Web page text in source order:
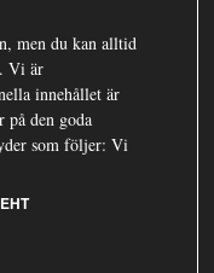
men du kan alltid
Vi är
innehållet är
den goda
som följer: Vi